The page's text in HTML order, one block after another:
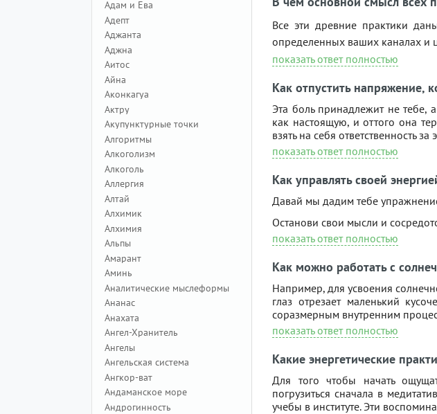
Адам и Ева
Адепт
Аджанта
Аджна
Аитос
Айна
Аконкагуа
Актру
Акупунктурные точки
Алгоритмы
Алкоголизм
Алкоголь
Аллергия
Алтай
Алхимик
Алхимия
Альпы
Амарант
Аминь
Аналитические мыслеформы
Ананас
Анахата
Ангел-Хранитель
Ангелы
Ангельская система
Ангкор-ват
Андаманское море
Андрогинность
Все эти древние практики
определенных ваших каналах и
показать ответ полностью
Как отпустить напряжение,
Эта боль принадлежит не тебе,
как настоящую, и оттого она
взять на себя ответственность
показать ответ полностью
Как управлять своей
Давай мы дадим тебе
Останови свои мысли и
показать ответ полностью
​Как можно работать с
Например, для усвоения
глаз отрезает маленький
соразмерным внутренним
показать ответ полностью
Какие энергетические
Для того чтобы начать
погрузиться сначала в
учебы в институте. Эти